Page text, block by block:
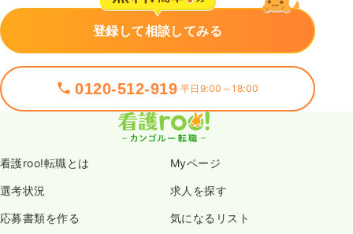
登録して相談してみる
0120-512-919 平日9:00～18:00
看護roo!転職とは Myページ
選考状況 求人を探す
応募書類を作る 気になるリスト